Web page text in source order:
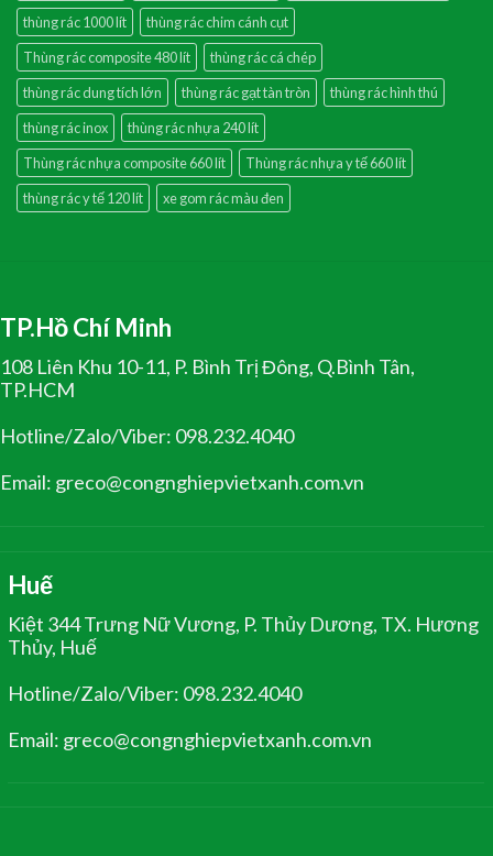
thùng rác 1000 lít
thùng rác chim cánh cụt
Thùng rác composite 480 lít
thùng rác cá chép
thùng rác dung tích lớn
thùng rác gạt tàn tròn
thùng rác hình thú
thùng rác inox
thùng rác nhựa 240 lít
Thùng rác nhựa composite 660 lít
Thùng rác nhựa y tế 660 lít
thùng rác y tế 120 lít
xe gom rác màu đen
TP.Hồ Chí Minh
108 Liên Khu 10-11, P. Bình Trị Đông, Q.Bình Tân,
TP.HCM
Hotline/Zalo/Viber: 098.232.4040
Email: greco@congnghiepvietxanh.com.vn
Huế
Kiệt 344 Trưng Nữ Vương, P. Thủy Dương, TX. Hương
Thủy, Huế
Hotline/Zalo/Viber: 098.232.4040
Email: greco@congnghiepvietxanh.com.vn